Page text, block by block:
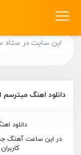
این سایت در ستاد
دانلود اهنگ میترسم
دانلود
در این ساعت آهنگ